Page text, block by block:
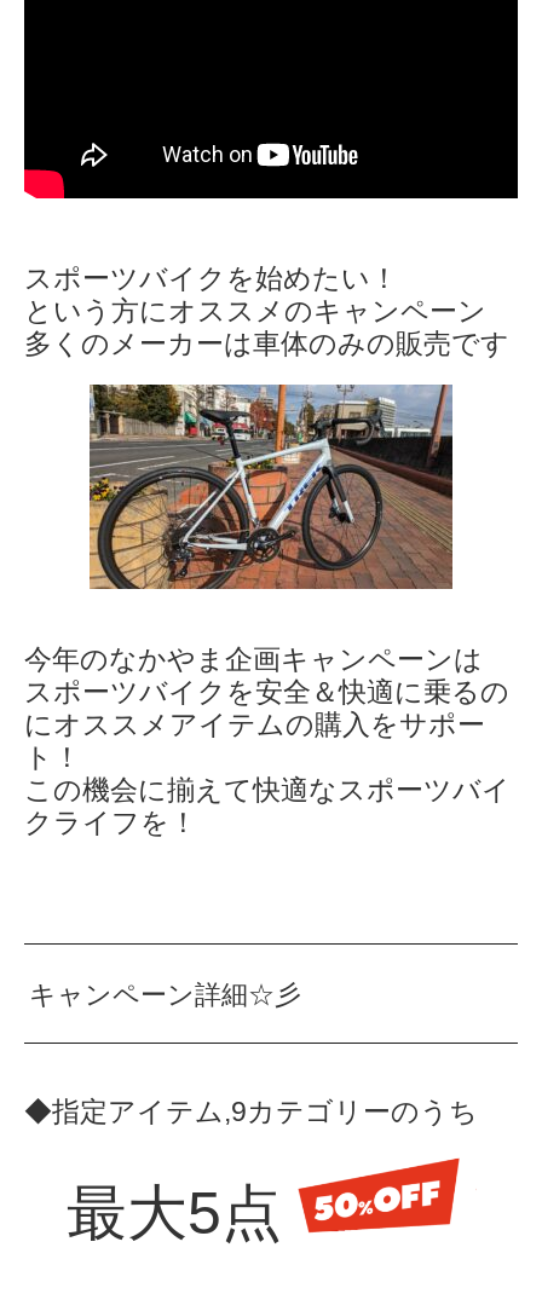
スポーツバイクを始めたい！
という方にオススメのキャンペーン
多くのメーカーは車体のみの販売です
今年のなかやま企画キャンペーンは
スポーツバイクを安全＆快適に乗るの
にオススメアイテムの購入をサポー
ト！
この機会に揃えて快適なスポーツバイ
クライフを！
キャンペーン詳細☆彡
◆指定アイテム,9カテゴリーのうち
最大5点